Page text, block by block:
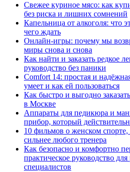
Свежее куриное мясо: как
без риска и лишних сомнений
Капельница от алкоголя: что
чего ждать
Онлайн-игры: почему мы
миры снова и снова
Как найти и заказать редкое
руководство без паники
Comfort 14: простая и
умеет и как ей пользоваться
Как быстро и выгодно
в Москве
Аппараты для педикюра и
прибор, который
10 фильмов о женском
сильнее любого тренера
Как безопасно и комфортно
практическое руководство
специалистов